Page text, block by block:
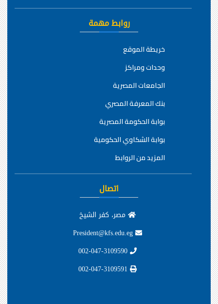
روابط مهمة
خريطة الموقع
وحدات ومراكز
الجامعات المصرية
بنك المعرفة المصري
بوابة الحكومة المصرية
بوابة الشكاوي الحكومية
المزيد من الروابط
اتصال
مصر، كفر الشيخ